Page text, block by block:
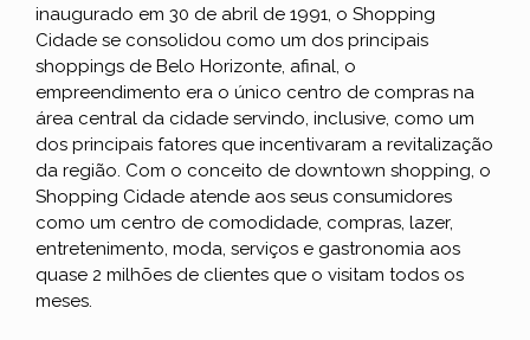
inaugurado em 30 de abril de 1991, o Shopping
Cidade se consolidou como um dos principais
shoppings de Belo Horizonte, afinal, o
empreendimento era o único centro de compras na
área central da cidade servindo, inclusive, como um
dos principais fatores que incentivaram a revitalização
da região. Com o conceito de downtown shopping, o
Shopping Cidade atende aos seus consumidores
como um centro de comodidade, compras, lazer,
entretenimento, moda, serviços e gastronomia aos
quase 2 milhões de clientes que o visitam todos os
meses.